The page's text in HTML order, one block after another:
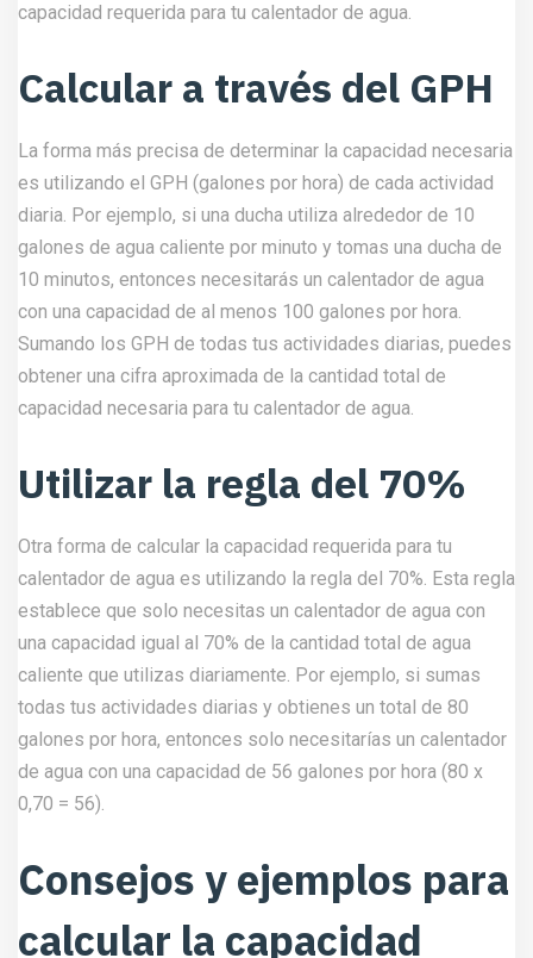
capacidad requerida para tu calentador de agua.
Calcular a través del GPH
La forma más precisa de determinar la capacidad necesaria
es utilizando el GPH (galones por hora) de cada actividad
diaria. Por ejemplo, si una ducha utiliza alrededor de 10
galones de agua caliente por minuto y tomas una ducha de
10 minutos, entonces necesitarás un calentador de agua
con una capacidad de al menos 100 galones por hora.
Sumando los GPH de todas tus actividades diarias, puedes
obtener una cifra aproximada de la cantidad total de
capacidad necesaria para tu calentador de agua.
Utilizar la regla del 70%
Otra forma de calcular la capacidad requerida para tu
calentador de agua es utilizando la regla del 70%. Esta regla
establece que solo necesitas un calentador de agua con
una capacidad igual al 70% de la cantidad total de agua
caliente que utilizas diariamente. Por ejemplo, si sumas
todas tus actividades diarias y obtienes un total de 80
galones por hora, entonces solo necesitarías un calentador
de agua con una capacidad de 56 galones por hora (80 x
0,70 = 56).
Consejos y ejemplos para
calcular la capacidad